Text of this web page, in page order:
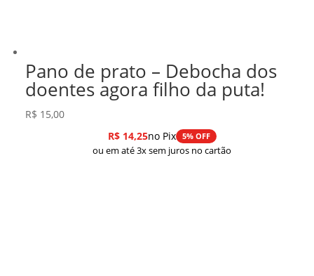
Pano de prato – Debocha dos
doentes agora filho da puta!
R$ 15,00
R$14,25no Pix 5% OFF
ou em até 3x sem juros no cartão